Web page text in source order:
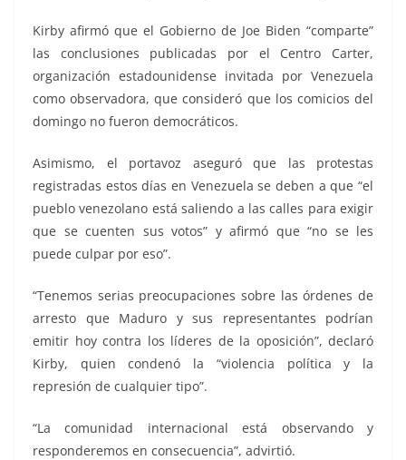
Kirby afirmó que el Gobierno de Joe Biden “comparte”
las conclusiones publicadas por el Centro Carter,
organización estadounidense invitada por Venezuela
como observadora, que consideró que los comicios del
domingo no fueron democráticos.
Asimismo, el portavoz aseguró que las protestas
registradas estos días en Venezuela se deben a que “el
pueblo venezolano está saliendo a las calles para exigir
que se cuenten sus votos” y afirmó que “no se les
puede culpar por eso”.
“Tenemos serias preocupaciones sobre las órdenes de
arresto que Maduro y sus representantes podrían
emitir hoy contra los líderes de la oposición”, declaró
Kirby, quien condenó la “violencia política y la
represión de cualquier tipo”.
“La comunidad internacional está observando y
responderemos en consecuencia”, advirtió.